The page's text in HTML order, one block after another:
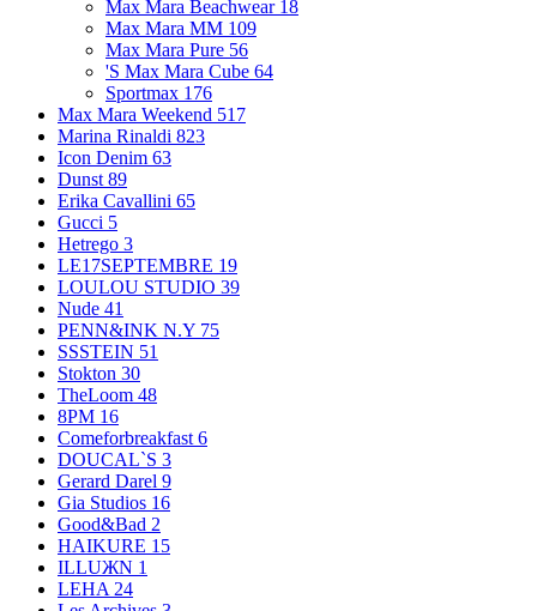
Max Mara Beachwear 18
Max Mara MM 109
Max Mara Pure 56
'S Max Mara Cube 64
Sportmax 176
Max Mara Weekend 517
Marina Rinaldi 823
Icon Denim 63
Dunst 89
Erika Cavallini 65
Gucci 5
Hetrego 3
LE17SEPTEMBRE 19
LOULOU STUDIO 39
Nude 41
PENN&INK N.Y 75
SSSTEIN 51
Stokton 30
TheLoom 48
8PM 16
Comeforbreakfast 6
DOUCAL`S 3
Gerard Darel 9
Gia Studios 16
Good&Bad 2
HAIKURE 15
ILLUЖN 1
LEHA 24